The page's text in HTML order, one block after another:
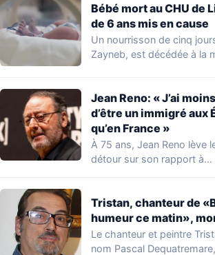
Bébé mort au CHU de
de 6 ans mis en cause
Un nourrisson de cinq
Zayneb, est décédée à la
Jean Reno: « J’ai
d’être un immigré aux
qu’en France »
À 75 ans, Jean Reno lève
détour sur son rapport à…
Tristan, chanteur de
humeur ce matin»,
Le chanteur et peintre
nom Pascal